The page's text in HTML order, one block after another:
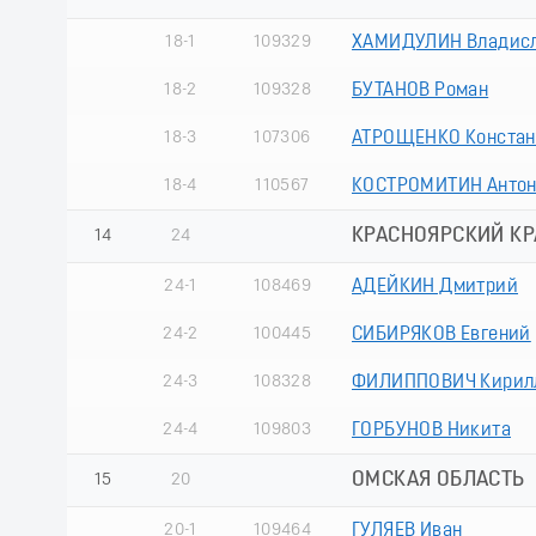
18-1 109329 ХАМИДУЛИН
18-2 109328 БУТАНОВ Роман
18-3 107306 АТРОЩЕНКО
18-4 110567 КОСТРОМИТИН Антон
14 24 КРАСНОЯРСКИЙ
24-1 108469 АДЕЙКИН Дмитрий
24-2 100445 СИБИРЯКОВ Евгений
24-3 108328 ФИЛИППОВИЧ
24-4 109803 ГОРБУНОВ Никита
15 20 ОМСКАЯ ОБЛАСТЬ
20-1 109464 ГУЛЯЕВ Иван